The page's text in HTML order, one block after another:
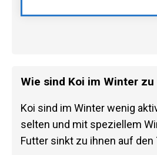
Wie sind Koi im Winter
Koi sind im Winter wenig
selten und mit speziellem
Futter sinkt zu ihnen auf den